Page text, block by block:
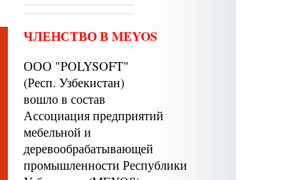
ЧЛЕНСТВО В MEYOS
ООО "POLYSOFT"
(Респ. Узбекистан)
вошло в состав
Ассоциация предприятий
мебельной и
деревообрабатывающей
промышленности Республики